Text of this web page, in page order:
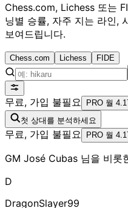
Chess.com, Lichess 또는
닝별 승률, 자주 지는 라인,
보여드립니다.
Chess.com Lichess FIDE
무료, 가입 불필요
PRO 월
첫 상대를 분석하세요
무료, 가입 불필요 PRO 월
GM José Cubas 님을 비롯
D
DragonSlayer99